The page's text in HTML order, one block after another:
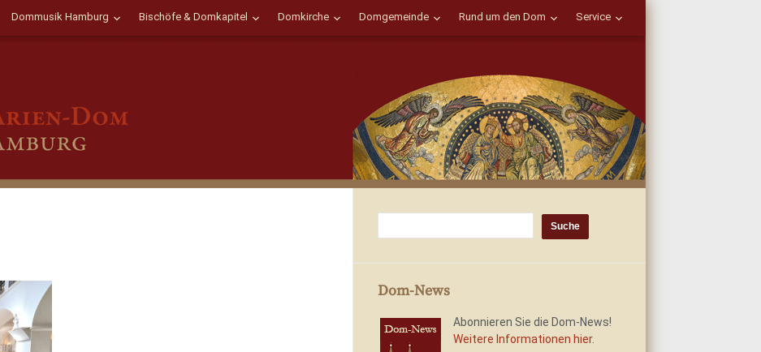
Dommusik Hamburg Bischöfe & Domkapitel Domkirche Domgemeinde Rund um den Dom Service
Dom-News
Abonnieren Sie die Dom-News!
Weitere Informationen hier.